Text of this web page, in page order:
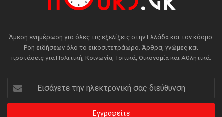
Άμεση ενημέρωση για όλες τις εξελίξεις στην Ελλάδα και τον κόσμο.
Ροή ειδήσεων όλο το εικοσιτετράωρο. Άρθρα, γνώμες και
προτάσεις για Πολιτική, Κοινωνία, Τοπικά, Οικονομία και Αθλητικά.
την
ηλεκτρονική